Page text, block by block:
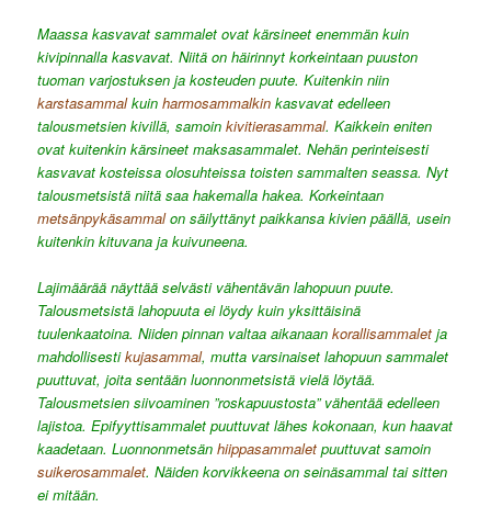
Maassa kasvavat sammalet ovat kärsineet enemmän kuin
kivipinnalla kasvavat. Niitä on häirinnyt korkeintaan puuston
tuoman varjostuksen ja kosteuden puute. Kuitenkin niin
karstasammalkuinharmosammalkin kasvavat edelleen
talousmetsien kivillä, samoinkivitierasammal. Kaikkein eniten
ovat kuitenkin kärsineet maksasammalet. Nehän perinteisesti
kasvavat kosteissa olosuhteissa toisten sammalten seassa. Nyt
talousmetsistä niitä saa hakemalla hakea. Korkeintaan
metsänpykäsammalon säilyttänyt paikkansa kivien päällä, usein
kuitenkin kituvana ja kuivuneena.
Lajimäärää näyttää selvästi vähentävän lahopuun puute.
Talousmetsistä lahopuuta ei löydy kuin yksittäisinä
tuulenkaatoina. Niiden pinnan valtaa aikanaankorallisammalet ja
mahdollisestikujasammal, mutta varsinaiset lahopuun sammalet
puuttuvat, joita sentään luonnonmetsistä vielä löytää.
Talousmetsien siivoaminen ”roskapuustosta” vähentää edelleen
lajistoa. Epifyyttisammalet puuttuvat lähes kokonaan, kun haavat
kaadetaan. Luonnonmetsänhiippasammalet puuttuvat samoin
suikerosammalet. Näiden korvikkeena on seinäsammal tai sitten
ei mitään.